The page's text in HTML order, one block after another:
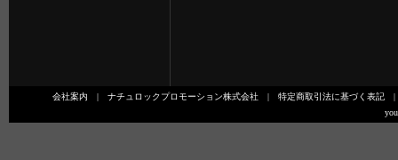
会社案内 ナチュロックプロモーション株式会社 特定商取引法に基づく表記